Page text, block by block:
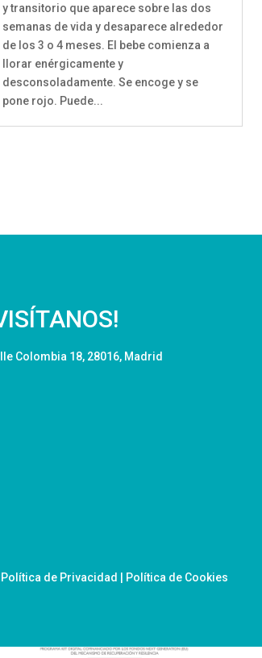
y transitorio que aparece sobre las dos
semanas de vida y desaparece alrededor
de los 3 o 4 meses. El bebe comienza a
llorar enérgicamente y
desconsoladamente. Se encoge y se
pone rojo. Puede...
Colombia 18, 28016, Madrid
Política de Privacidad Política de Cookies